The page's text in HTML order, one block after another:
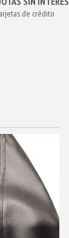
de crédito